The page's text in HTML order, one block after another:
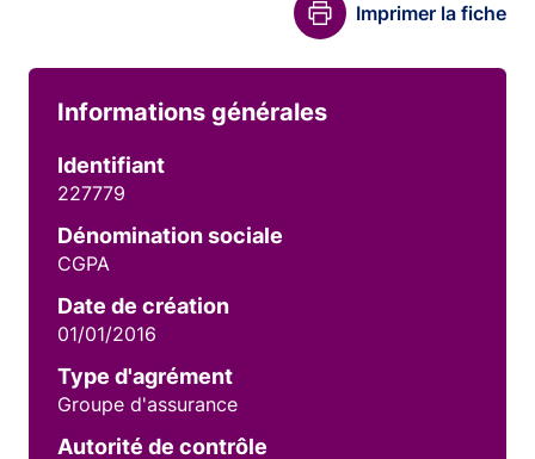
Imprimer la fiche
Informations générales
Identifiant
227779
Dénomination sociale
CGPA
Date de création
01/01/2016
Type d'agrément
Groupe d'assurance
Autorité de contrôle